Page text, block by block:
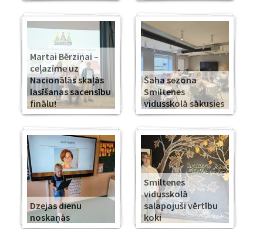
Martai Bērziņai –
ceļazīme uz
Nacionālās skaļās
lasīšanas sacensību
finālu!
Šaha sezona
Smiltenes
vidusskolā sākusies
Dzejas dienu
noskaņās
Smiltenes
vidusskolā
salapojuši vērtību
koki